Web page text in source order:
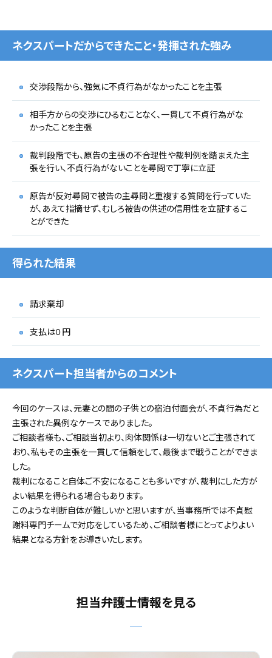
ネクスパートだからできたこと・発揮された強み
交渉段階から、強気に不貞行為がなかったことを主張
相手方からの交渉にひるむことなく、一貫して不貞行為がな
かったことを主張
裁判段階でも、原告の主張の不合理性や裁判例を踏まえた主
張を行い、不貞行為がないことを尋問で丁寧に立証
原告が反対尋問で被告の主尋問と重複する質問を行っていた
が、あえて指摘せず、むしろ被告の供述の信用性を立証するこ
とができた
得られた結果
請求棄却
支払は０円
ネクスパート担当者からのコメント
今回のケースは、元妻との間の子供との宿泊付面会が、不貞行為だと
主張された異例なケースでありました。
ご相談者様も、ご相談当初より、肉体関係は一切ないとご主張されて
おり、私もその主張を一貫して信頼をして、最後まで戦うことができま
した。
裁判になること自体ご不安になることも多いですが、裁判にした方が
よい結果を得られる場合もあります。
このような判断自体が難しいかと思いますが、当事務所では不貞慰
謝料専門チームで対応をしているため、ご相談者様にとってよりよい
結果となる方針をお導きいたします。
担当弁護士情報を見る